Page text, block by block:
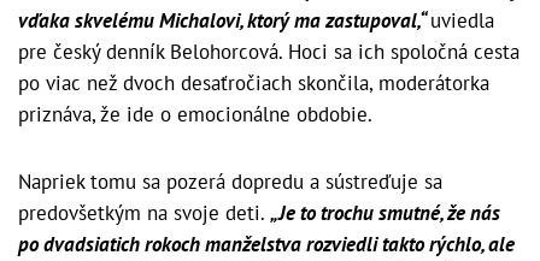
vďaka skvelému Michalovi, ktorý ma zastupoval,“uviedla
pre český denník Belohorcová. Hoci sa ich spoločná cesta
po viac než dvoch desaťročiach skončila, moderátorka
priznáva, že ide o emocionálne obdobie.
Napriek tomu sa pozerá dopredu a sústreďuje sa
predovšetkým na svoje deti. „Je to trochu smutné, že nás
po dvadsiatich rokoch manželstva rozviedli takto rýchlo, ale